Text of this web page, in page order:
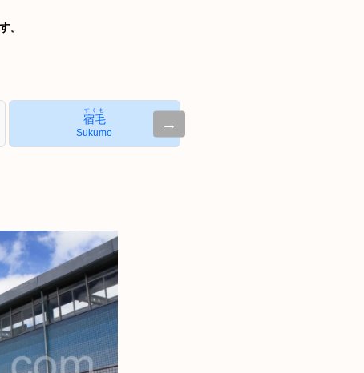
。
宿毛
すくも
Sukumo
→